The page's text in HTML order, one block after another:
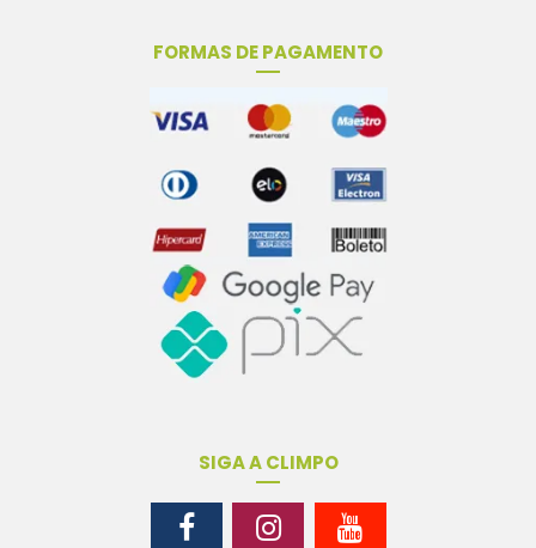
FORMAS DE PAGAMENTO
SIGA A CLIMPO